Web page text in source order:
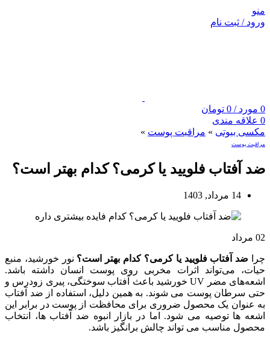
منو
ورود / ثبت نام
0 مورد /
0 تومان
0 علاقه مندی
مکسی بیوتی » مراقبت پوست »
مراقبت پوست
ضد آفتاب فلویید یا کرمی؟ کدام بهتر است؟
14 مرداد, 1403
02 مرداد
چرا ضد آفتاب فلویید یا کرمی؟ کدام بهتر است؟ نور خورشید، منبع
حیات، می‌تواند اثرات مخربی روی پوست انسان داشته باشد.
اشعه‌های مضر UV خورشید باعث آفتاب سوختگی، پیری زودرس و
حتی سرطان پوست می شوند. به همین دلیل، استفاده از ضد آفتاب
به عنوان یک محصول ضروری برای محافظت از پوست در برابر این
اشعه ‌ها توصیه می‌ شود. اما در بازار انبوه ضد آفتاب‌ ها، انتخاب
محصول مناسب می ‌تواند چالش برانگیز باشد.